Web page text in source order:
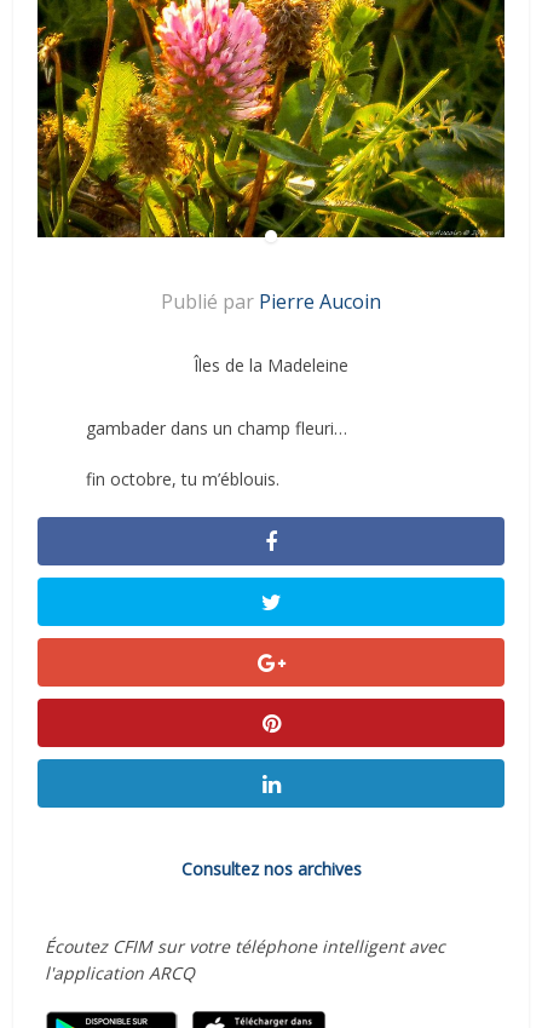
Publié par Pierre Aucoin
Îles de la Madeleine
gambader dans un champ fleuri…
fin octobre, tu m’éblouis.
Consultez nos archives
Écoutez CFIM sur votre téléphone intelligent avec
l'application ARCQ